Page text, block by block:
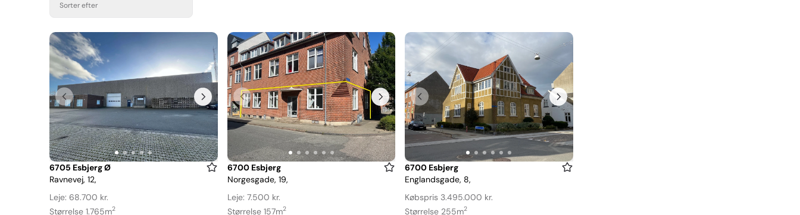
Sorter efter
Item
1
of
5
6705 Esbjerg Ø
Ravnevej, 12,
Leje: 68.700 kr.
Størrelse 1.765m2
Item
1
of
6
6700 Esbjerg
Norgesgade, 19,
Leje: 7.500 kr.
Størrelse 157m2
Item
1
of
6
6700 Esbjerg
Englandsgade, 8,
Købspris 3.495.000 kr.
Størrelse 255m2